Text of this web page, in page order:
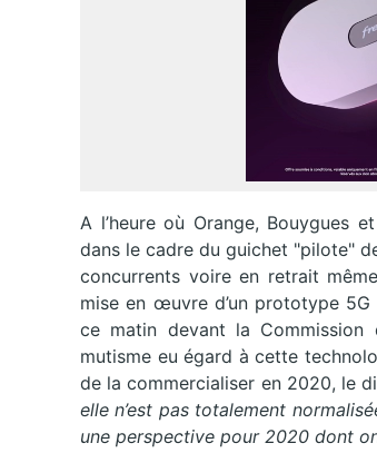
A l’heure où Orange, Bouygues
dans le cadre du guichet "pilote"
concurrents voire en retrait
mise en œuvre d’un prototype
ce matin devant la Commission
mutisme eu égard à cette
de la commercialiser en 2020, le
elle n’est pas totalement
une perspective pour 2020 dont